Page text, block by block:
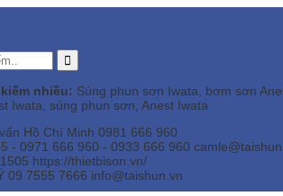
nhiều: Súng phun sơn Iwata, bơm sơn
Iwata, súng phun sơn, Anest Iwata
Hồ Chí Minh 0981 666 960
- 0971 666 960 - 0933 666 960
https://thietbison.vn/
09 7555 7666 info@taishun.vn